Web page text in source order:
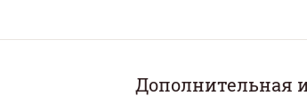
Дополнительная